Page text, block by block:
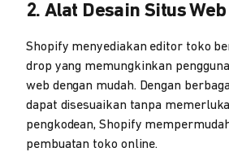
2. Alat Desain Situs Web
Shopify menyediakan editor toko
drop yang memungkinkan
web dengan mudah. Dengan
dapat disesuaikan tanpa
pengkodean, Shopify
pembuatan toko online.